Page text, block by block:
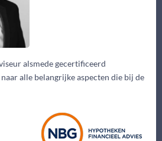
alsmede gecertificeerd
alle belangrijke aspecten die bij de